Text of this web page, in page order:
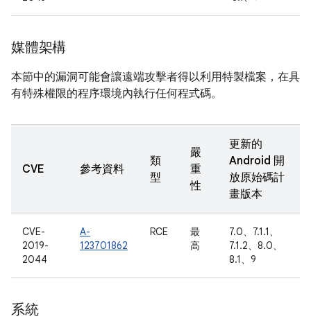
媒體架構
本節中的漏洞可能會讓遠端攻擊者得以利用特製檔案，在具
有特殊權限的程序環境內執行任何程式碼。
CVE 參考資料
類
型
嚴
重
性
更新的
Android 開
放原始碼計
畫版本
CVE-
2019-
2044
A-
123701862
RCE
最
高
7.0、7.1.1、
7.1.2、8.0、
8.1、9
系統